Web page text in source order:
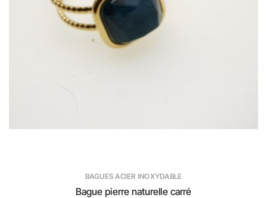
BAGUES ACIER INOXYDABLE
Bague pierre naturelle carré